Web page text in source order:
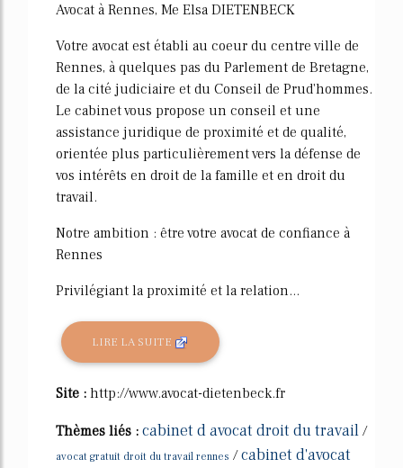
Avocat à Rennes, Me Elsa DIETENBECK
Votre avocat est établi au coeur du centre ville de
Rennes, à quelques pas du Parlement de Bretagne,
de la cité judiciaire et du Conseil de Prud'hommes.
Le cabinet vous propose un conseil et une
assistance juridique de proximité et de qualité,
orientée plus particulièrement vers la défense de
vos intérêts en droit de la famille et en droit du
travail.
Notre ambition : être votre avocat de confiance à
Rennes
Privilégiant la proximité et la relation...
LIRE LA SUITE
Site : http://www.avocat-dietenbeck.fr
Thèmes liés : cabinet d avocat droit du travail /
avocat gratuit droit du travail rennes /cabinet d'avocat